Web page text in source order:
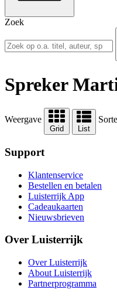
Zoek
Spreker
Weergave
Grid List
Support
Klantenservice
Bestellen en betalen
Luisterrijk App
Cadeaukaarten
Nieuwsbrieven
Over Luisterrijk
Over Luisterrijk
About Luisterrijk
Partnerprogramma